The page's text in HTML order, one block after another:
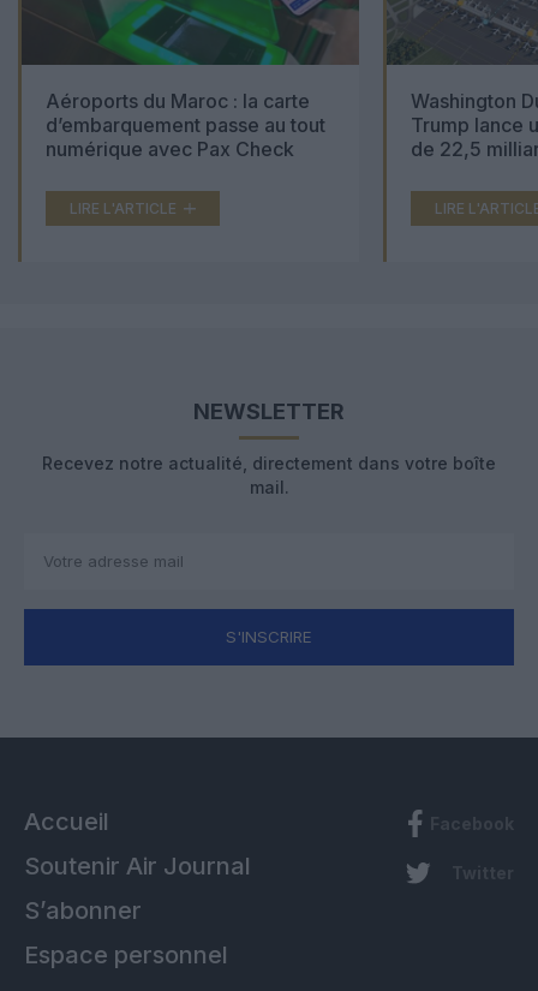
Aéroports du Maroc : la carte
d’embarquement passe au tout
numérique avec Pax Check
LIRE L'ARTICLE
Washington
Trump lance
de 22,5
LIRE
NEWSLETTER
Recevez notre actualité, directement dans votre boîte
mail.
S'INSCRIRE
Accueil
Soutenir Air Journal
S’abonner
Espace personnel